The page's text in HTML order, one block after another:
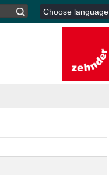
Choose language